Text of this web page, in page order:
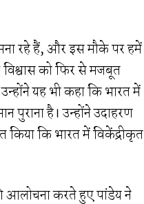
रहे हैं, और इस मौके पर हमें
विश्वास को फिर से मजबूत
यह भी कहा कि भारत में
पुराना है। उन्होंने उदाहरण
किया कि भारत में विकेंद्रीकृत
आलोचना करते हुए पांडेय ने